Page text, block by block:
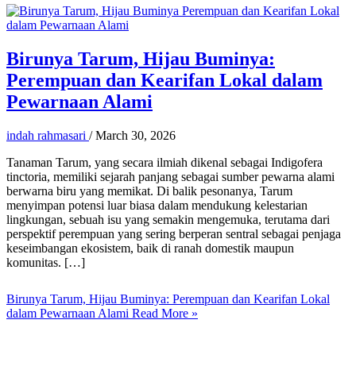
Birunya Tarum, Hijau Buminya:
Perempuan dan Kearifan Lokal dalam
Pewarnaan Alami
indah rahmasari /March 30, 2026
Tanaman Tarum, yang secara ilmiah dikenal sebagai Indigofera
tinctoria, memiliki sejarah panjang sebagai sumber pewarna alami
berwarna biru yang memikat. Di balik pesonanya, Tarum
menyimpan potensi luar biasa dalam mendukung kelestarian
lingkungan, sebuah isu yang semakin mengemuka, terutama dari
perspektif perempuan yang sering berperan sentral sebagai penjaga
keseimbangan ekosistem, baik di ranah domestik maupun
komunitas. […]
Birunya Tarum, Hijau Buminya: Perempuan dan Kearifan Lokal
dalam Pewarnaan Alami Read More »